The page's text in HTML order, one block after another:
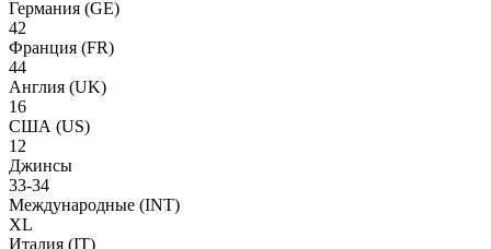
Германия (GE)
42
Франция (FR)
44
Англия (UK)
16
США (US)
12
Джинсы
33-34
Международные (INT)
XL
Италия (IT)